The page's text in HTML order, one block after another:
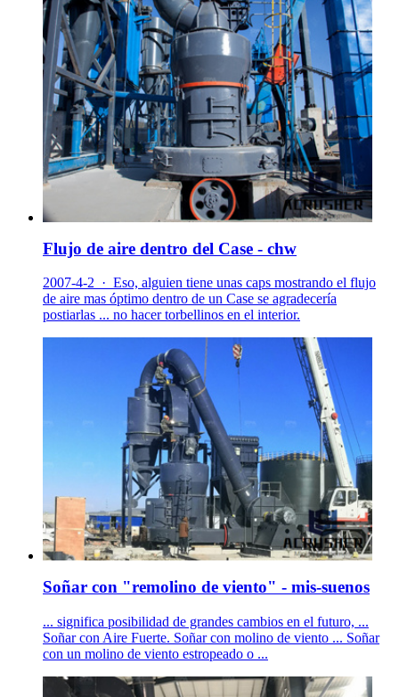
Flujo de aire dentro del Case - chw
2007-4-2 · Eso, alguien tiene unas caps mostrando el flujo
de aire mas óptimo dentro de un Case se agradecería
postiarlas ... no hacer torbellinos en el interior.
Soñar con "remolino de viento" - mis-suenos
... significa posibilidad de grandes cambios en el futuro, ...
Soñar con Aire Fuerte. Soñar con molino de viento ... Soñar
con un molino de viento estropeado o ...